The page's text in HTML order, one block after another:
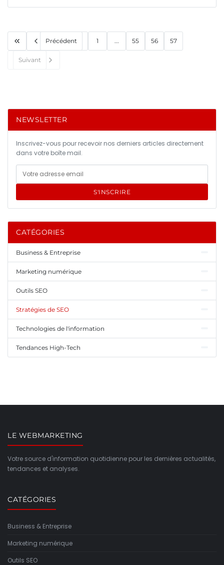
Précédent 1 ... 55 56 57
Suivant
NEWSLETTER
Inscrivez-vous pour recevoir nos derniers articles directement
dans votre boîte mail.
S'INSCRIRE
CATÉGORIES
Business & Entreprise
Marketing numérique
Outils SEO
Stratégies de SEO
Technologies de l'information
Tendances High-Tech
LE WEBMARKETING
Votre source d'information quotidienne pour les dernières actualités,
tendances et analyses.
CATÉGORIES
Business & Entreprise
Marketing numérique
Outils SEO